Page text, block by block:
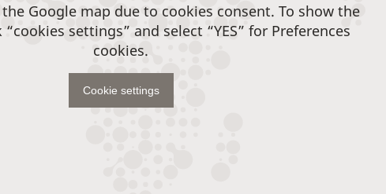
Google map due to cookies consent. To show the
settings” and select “YES” for Preferences
cookies.
Cookie settings